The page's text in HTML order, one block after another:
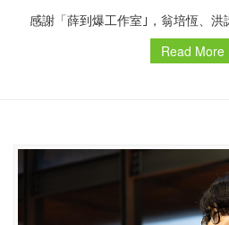
感謝「薛到爆工作室｣，翁培恆、
Read More